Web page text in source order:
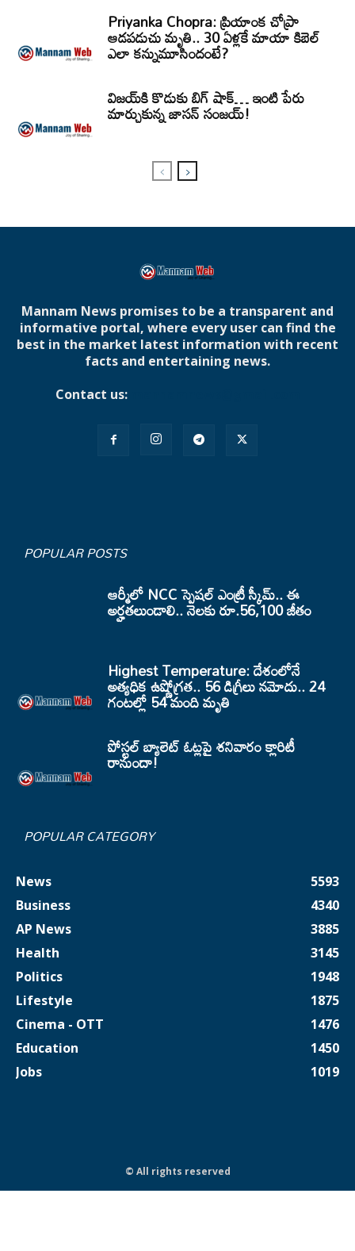
Priyanka Chopra: ప్రియాంక చోప్రా
ఆడపడుచు మృతి.. 30 ఏళ్లకే మాయా కిబెల్
ఎలా కన్నుమూసిందంటే?
విజయ్‌కి కొడుకు బిగ్ షాక్… ఇంటి పేరు
మార్చుకున్న జాసన్ సంజయ్!
Mannam News promises to be a transparent and
informative portal, where every user can find the
best in the market latest information with recent
facts and entertaining news.
Contact us:
POPULAR POSTS
ఆర్మీలో NCC స్పెషల్ ఎంట్రీ స్కీమ్.. ఈ
అర్హతలుండాలి.. నెలకు రూ.56,100 జీతం
Highest Temperature: దేశంలోనే
అత్యధిక ఉష్ణోగ్రత.. 56 డిగ్రీలు నమోదు.. 24
గంటల్లో 54 మంది మృతి
పోస్టల్ బ్యాలెట్ ఓట్లపై శనివారం క్లారిటీ
రానుందా!
POPULAR CATEGORY
News
5593
Business
4340
AP News
3885
Health
3145
Politics
1948
Lifestyle
1875
Cinema - OTT
1476
Education
1450
Jobs
1019
© All rights reserved